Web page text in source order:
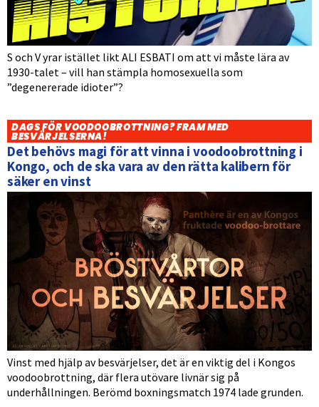
S och V yrar istället likt ALI ESBATI om att vi måste lära av
1930-talet – vill han stämpla homosexuella som
”degenererade idioter”?
DAGS FÖR VOODOOBROTTNING? FRAM MED
BESVÄRJELSERNA!
Det behövs magi för att vinna i voodoobrottning i
Kongo, och de ska vara av den rätta kalibern för
säker en vinst
Vinst med hjälp av besvärjelser, det är en viktig del i Kongos
voodoobrottning, där flera utövare livnär sig på
underhållningen. Berömd boxningsmatch 1974 lade grunden.